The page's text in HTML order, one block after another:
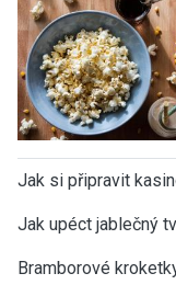
Jak si připravit
Jak upéct jablečný
Bramborové